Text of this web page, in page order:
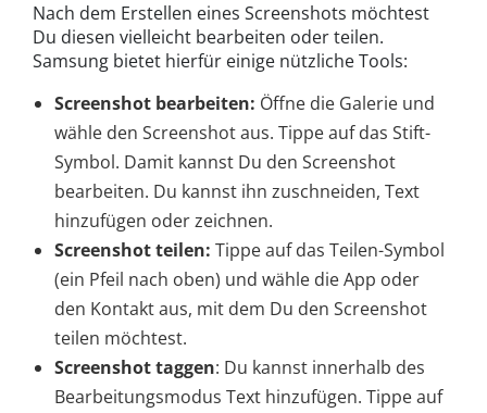
Nach dem Erstellen eines Screenshots möchtest
Du diesen vielleicht bearbeiten oder teilen.
Samsung bietet hierfür einige nützliche Tools:
Screenshot bearbeiten: Öffne die Galerie und
wähle den Screenshot aus. Tippe auf das Stift-
Symbol. Damit kannst Du den Screenshot
bearbeiten. Du kannst ihn zuschneiden, Text
hinzufügen oder zeichnen.
Screenshot teilen: Tippe auf das Teilen-Symbol
(ein Pfeil nach oben) und wähle die App oder
den Kontakt aus, mit dem Du den Screenshot
teilen möchtest.
Screenshot taggen: Du kannst innerhalb des
Bearbeitungsmodus Text hinzufügen. Tippe auf